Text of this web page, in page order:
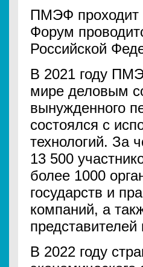
ПМЭФ проходит
Форум
Российской
В 2021 году
мире деловым
вынужденного
состоялся с
технологий. За
13 500
более 1000
государств и
компаний, а
В 2022 году